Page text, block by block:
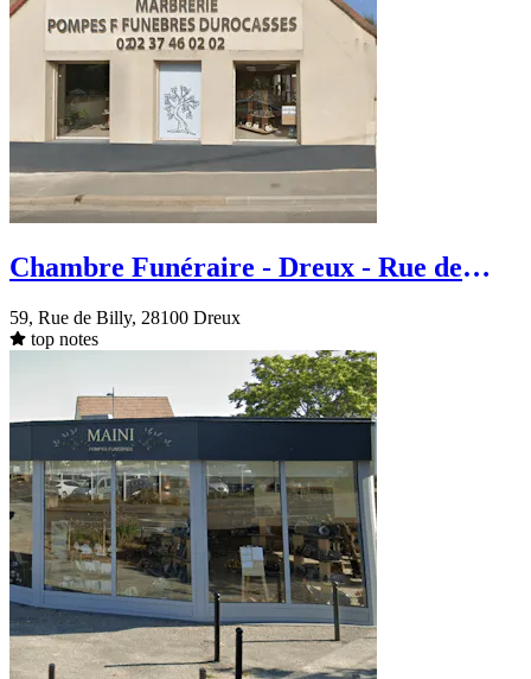
Chambre Funéraire - Dreux - Rue de
59, Rue de Billy, 28100 Dreux
top notes